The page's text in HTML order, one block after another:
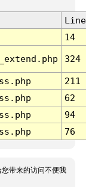
Line
14
324
211
62
94
76
带来的访问不便我